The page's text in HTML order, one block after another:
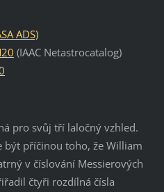
ADS)
(IAAC Netastrocatalog)
pro svůj tří laločný vzhled.
být příčinou toho, že William
v číslování Messierových
čtyři rozdílná čísla